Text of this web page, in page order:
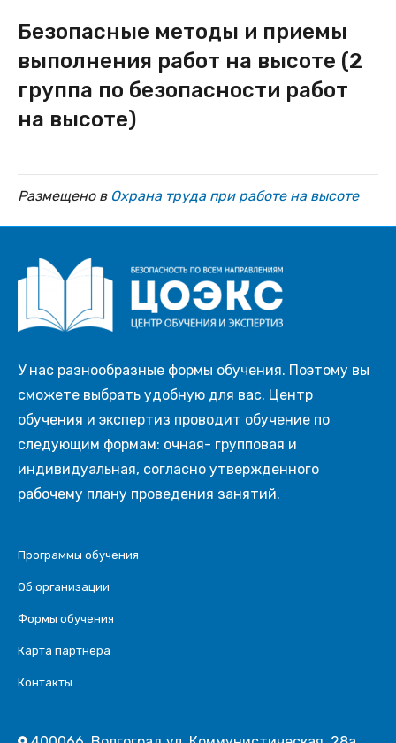
Безопасные методы и приемы
выполнения работ на высоте (2
группа по безопасности работ
на высоте)
Размещено в Охрана труда при работе на высоте
У нас разнообразные формы обучения. Поэтому вы
сможете выбрать удобную для вас. Центр
обучения и экспертиз проводит обучение по
следующим формам: очная- групповая и
индивидуальная, согласно утвержденного
рабочему плану проведения занятий.
Программы обучения
Об организации
Формы обучения
Карта партнера
Контакты